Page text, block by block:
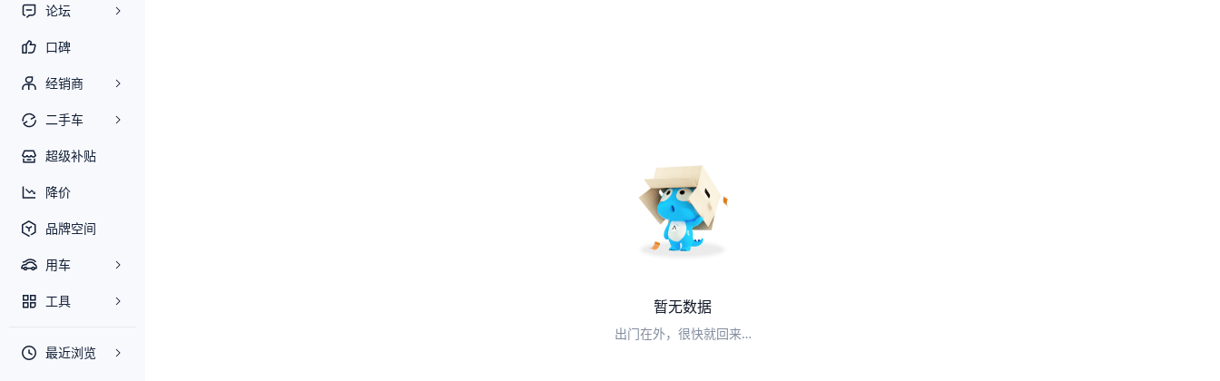
论坛
口碑
经销商
二手车
超级补贴
降价
品牌空间
用车
工具
最近浏览
暂无数据
出门在外，很快就回来…